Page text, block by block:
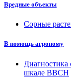
Вредные объекты
Сорные
В помощь агроному
шкале ВВСН